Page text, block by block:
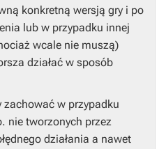
konkretną wersją gry i po
lub w przypadku innej
wcale nie muszą)
działać w sposób
zachować w przypadku
nie tworzonych przez
działania a nawet